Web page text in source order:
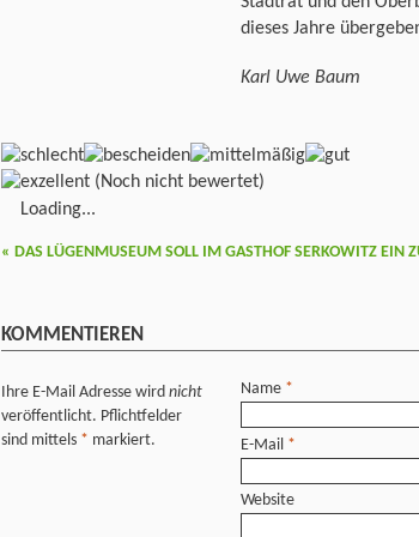
dieses Jahre
Karl Uwe Baum
(Noch nicht bewertet)
Loading...
« DAS LÜGENMUSEUM SOLL IM GASTHOF SERKOWITZ EIN
KOMMENTIEREN
Ihre E-Mail Adresse wird nicht
veröffentlicht. Pflichtfelder
sind mittels * markiert.
Name *
E-Mail *
Website